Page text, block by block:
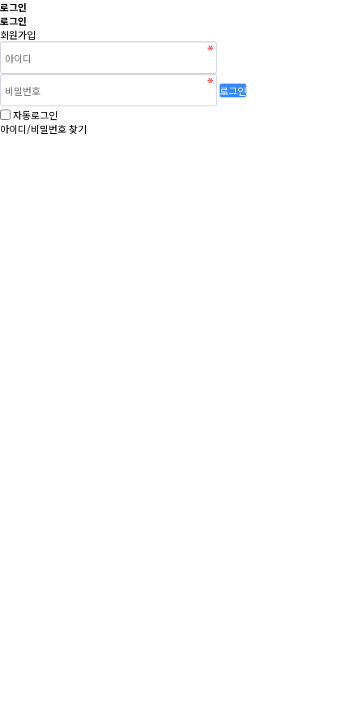
로그인
로그인
회원가입
로그인
자동로그인
아이디/비밀번호 찾기